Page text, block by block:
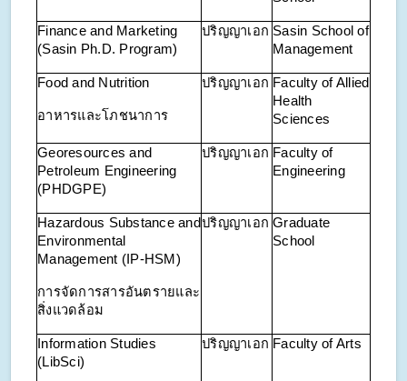
Finance and Marketing
(Sasin Ph.D. Program)
ปริญญาเอก Sasin School of
Management
Food and Nutrition
อาหารและโภชนาการ
ปริญญาเอก Faculty of Allied
Health
Sciences
Georesources and
Petroleum Engineering
(PHDGPE)
ปริญญาเอก Faculty of
Engineering
Hazardous Substance and
Environmental
Management (IP-HSM)
การจัดการสารอันตรายและ
สิ่งแวดล้อม
ปริญญาเอก Graduate
School
Information Studies
(LibSci)
ปริญญาเอก Faculty of Arts